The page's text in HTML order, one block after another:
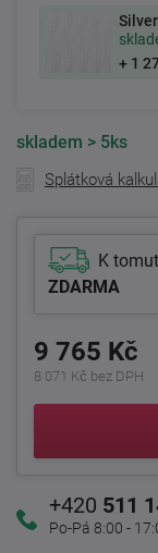
+ 1
skladem > 5ks
Splátková
K
ZDARMA
9 765 Kč
8 071 Kč bez DPH
+420 511
Po-Pá 8:00 -